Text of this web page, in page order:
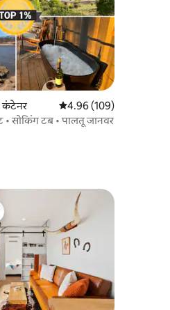
कंटेनर औसत रेटिंग 5 में से 4.96,
4.96 (109)
• सोकिंग टब • पालतू जानवर